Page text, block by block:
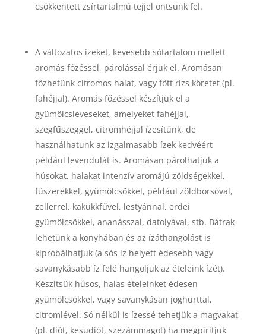
csökkentett zsírtartalmú tejjel öntsünk fel.
A változatos ízeket, kevesebb sótartalom mellett
aromás főzéssel, párolással érjük el. Aromásan
főzhetünk citromos halat, vagy főtt rizs köretet (pl.
fahéjjal). Aromás főzéssel készítjük el a
gyümölcsleveseket, amelyeket fahéjjal,
szegfűszeggel, citromhéjjal ízesítünk, de
használhatunk az izgalmasabb ízek kedvéért
például levendulát is. Aromásan párolhatjuk a
húsokat, halakat intenzív aromájú zöldségekkel,
fűszerekkel, gyümölcsökkel, például zöldborsóval,
zellerrel, kakukkfűvel, lestyánnal, erdei
gyümölcsökkel, ananásszal, datolyával, stb. Bátrak
lehetünk a konyhában és az ízáthangolást is
kipróbálhatjuk (a sós íz helyett édesebb vagy
savanykásabb íz felé hangoljuk az ételeink ízét).
Készítsük húsos, halas ételeinket édesen
gyümölcsökkel, vagy savanykásan joghurttal,
citromlével. Só nélkül is ízessé tehetjük a magvakat
(pl. diót, kesudiót, szezámmagot) ha megpirítjuk